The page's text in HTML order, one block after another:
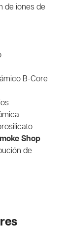
de iones de
B-Core
Shop
de